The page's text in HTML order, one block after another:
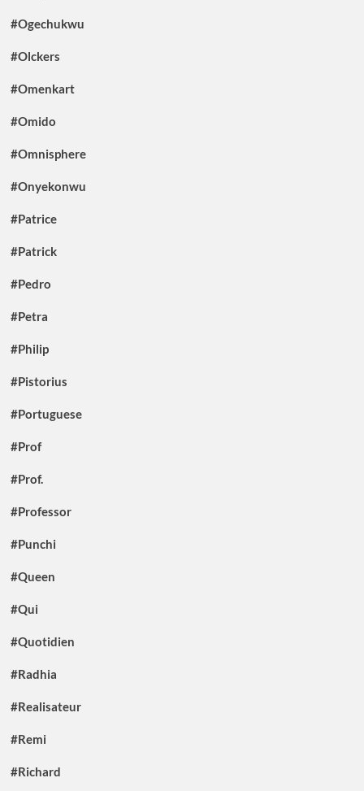
#Ogechukwu
#Olckers
#Omenkart
#Omido
#Omnisphere
#Onyekonwu
#Patrice
#Patrick
#Pedro
#Petra
#Philip
#Pistorius
#Portuguese
#Prof
#Prof.
#Professor
#Punchi
#Queen
#Qui
#Quotidien
#Radhia
#Realisateur
#Remi
#Richard